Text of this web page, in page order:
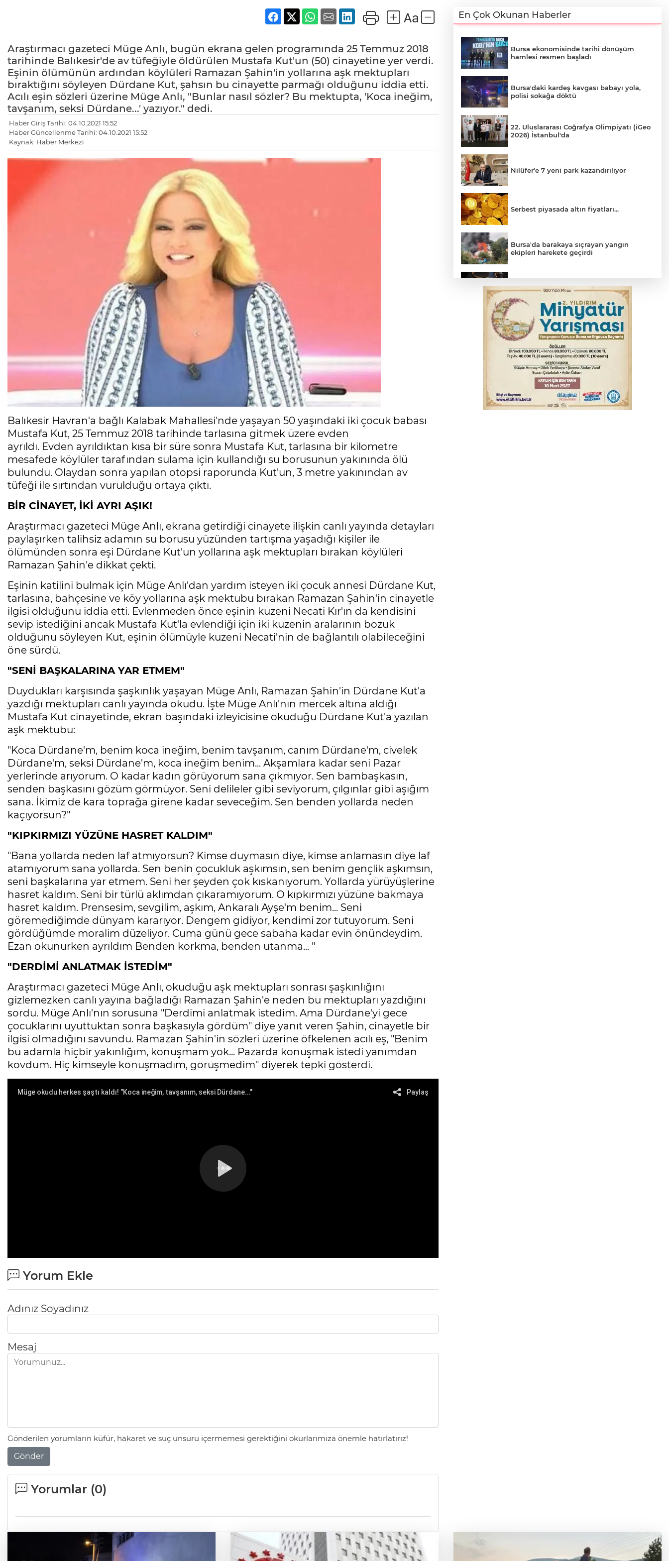
Araştırmacı gazeteci Müge Anlı, bugün ekrana gelen programında 25 Temmuz 2018
tarihinde Balıkesir'de av tüfeğiyle öldürülen Mustafa Kut'un (50) cinayetine yer verdi.
Eşinin ölümünün ardından köylüleri Ramazan Şahin'in yollarına aşk mektupları
bıraktığını söyleyen Dürdane Kut, şahsın bu cinayette parmağı olduğunu iddia etti.
Acılı eşin sözleri üzerine Müge Anlı, "Bunlar nasıl sözler? Bu mektupta, 'Koca ineğim,
tavşanım, seksi Dürdane...' yazıyor." dedi.
Haber Giriş Tarihi: 04.10.2021 15:52
Haber Güncellenme Tarihi: 04.10.2021 15:52
Kaynak: Haber Merkezi
Balıkesir Havran'a bağlı Kalabak Mahallesi'nde yaşayan 50 yaşındaki iki çocuk babası
Mustafa Kut, 25 Temmuz 2018 tarihinde tarlasına gitmek üzere evden
ayrıldı. Evden ayrıldıktan kısa bir süre sonra Mustafa Kut, tarlasına bir kilometre
mesafede köylüler tarafından sulama için kullandığı su borusunun yakınında ölü
bulundu. Olaydan sonra yapılan otopsi raporunda Kut'un, 3 metre yakınından av
tüfeği ile sırtından vurulduğu ortaya çıktı.
BİR CİNAYET, İKİ AYRI AŞIK!
Araştırmacı gazeteci Müge Anlı, ekrana getirdiği cinayete ilişkin canlı yayında detayları
paylaşırken talihsiz adamın su borusu yüzünden tartışma yaşadığı kişiler ile
ölümünden sonra eşi Dürdane Kut'un yollarına aşk mektupları bırakan köylüleri
Ramazan Şahin'e dikkat çekti.
Eşinin katilini bulmak için Müge Anlı'dan yardım isteyen iki çocuk annesi Dürdane Kut,
tarlasına, bahçesine ve köy yollarına aşk mektubu bırakan Ramazan Şahin'in cinayetle
ilgisi olduğunu iddia etti. Evlenmeden önce eşinin kuzeni Necati Kır'ın da kendisini
sevip istediğini ancak Mustafa Kut'la evlendiği için iki kuzenin aralarının bozuk
olduğunu söyleyen Kut, eşinin ölümüyle kuzeni Necati'nin de bağlantılı olabileceğini
öne sürdü.
"SENİ BAŞKALARINA YAR ETMEM"
Duydukları karşısında şaşkınlık yaşayan Müge Anlı, Ramazan Şahin'in Dürdane Kut'a
yazdığı mektupları canlı yayında okudu. İşte Müge Anlı'nın mercek altına aldığı
Mustafa Kut cinayetinde, ekran başındaki izleyicisine okuduğu Dürdane Kut'a yazılan
aşk mektubu:
"Koca Dürdane'm, benim koca ineğim, benim tavşanım, canım Dürdane'm, civelek
Dürdane'm, seksi Dürdane'm, koca ineğim benim... Akşamlara kadar seni Pazar
yerlerinde arıyorum. O kadar kadın görüyorum sana çıkmıyor. Sen bambaşkasın,
senden başkasını gözüm görmüyor. Seni delileler gibi seviyorum, çılgınlar gibi aşığım
sana. İkimiz de kara toprağa girene kadar seveceğim. Sen benden yollarda neden
kaçıyorsun?"
"KIPKIRMIZI YÜZÜNE HASRET KALDIM"
"Bana yollarda neden laf atmıyorsun? Kimse duymasın diye, kimse anlamasın diye laf
atamıyorum sana yollarda. Sen benin çocukluk aşkımsın, sen benim gençlik aşkımsın,
seni başkalarına yar etmem. Seni her şeyden çok kıskanıyorum. Yollarda yürüyüşlerine
hasret kaldım. Seni bir türlü aklımdan çıkaramıyorum. O kıpkırmızı yüzüne bakmaya
hasret kaldım. Prensesim, sevgilim, aşkım, Ankaralı Ayşe'm benim... Seni
göremediğimde dünyam kararıyor. Dengem gidiyor, kendimi zor tutuyorum. Seni
gördüğümde moralim düzeliyor. Cuma günü gece sabaha kadar evin önündeydim.
Ezan okunurken ayrıldım Benden korkma, benden utanma... "
"DERDİMİ ANLATMAK İSTEDİM"
Araştırmacı gazeteci Müge Anlı, okuduğu aşk mektupları sonrası şaşkınlığını
gizlemezken canlı yayına bağladığı Ramazan Şahin'e neden bu mektupları yazdığını
sordu. Müge Anlı'nın sorusuna "Derdimi anlatmak istedim. Ama Dürdane'yi gece
çocuklarını uyuttuktan sonra başkasıyla gördüm" diye yanıt veren Şahin, cinayetle bir
ilgisi olmadığını savundu. Ramazan Şahin'in sözleri üzerine öfkelenen acılı eş, "Benim
bu adamla hiçbir yakınlığım, konuşmam yok... Pazarda konuşmak istedi yanımdan
kovdum. Hiç kimseyle konuşmadım, görüşmedim" diyerek tepki gösterdi.
Yorum Ekle
Adınız Soyadınız
Mesaj
Gönderilen yorumların küfür, hakaret ve suç unsuru içermemesi gerektiğini okurlarımıza önemle hatırlatırız!
Gönder
Yorumlar (0)
En Çok Okunan Haberler
Bursa ekonomisinde tarihi dönüşüm
hamlesi resmen başladı
Bursa'daki kardeş kavgası babayı yola,
polisi sokağa döktü
22. Uluslararası Coğrafya Olimpiyatı (iGeo
2026) İstanbul'da
Nilüfer'e 7 yeni park kazandırılıyor
Serbest piyasada altın fiyatları...
Bursa'da barakaya sıçrayan yangın
ekipleri harekete geçirdi
Yargıtay’dan primle çalışanlara müjde
TOFAŞ Basketbol'da sağlık kontrolleri
başladı
Bursa’da bugün hava nasıl olacak?
Osmangazi’de iş arayanlara destek